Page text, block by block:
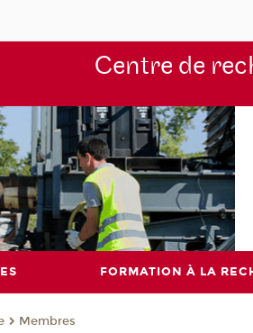
Centre de
FORMATION À LA
Membres